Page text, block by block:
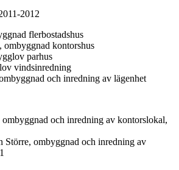
2012
flerbostadshus
ombyggnad kontorshus
parhus
vindsinredning
och inredning av lägenhet
och inredning av kontorslokal,
Större, ombyggnad och inredning av